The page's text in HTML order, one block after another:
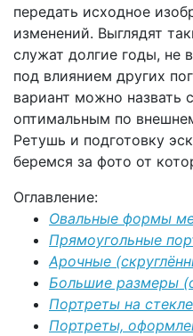
передать исходное
изменений. Выглядят
служат долгие годы, не
под влиянием других
вариант можно
оптимальным по
Ретушь и подготовку
беремся за фото от
Оглавление:
Овальные формы
Прямоугольные
Арочные
Большие размеры
Портреты на стекле
Портреты,